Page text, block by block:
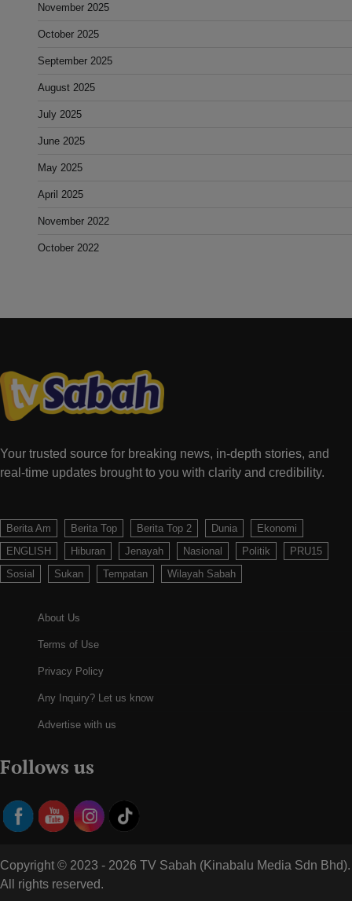
November 2025
October 2025
September 2025
August 2025
July 2025
June 2025
May 2025
April 2025
November 2022
October 2022
Your trusted source for breaking news, in-depth stories, and
real-time updates brought to you with clarity and credibility.
Berita Am Berita Top Berita Top 2 Dunia
Ekonomi
ENGLISH
Hiburan Jenayah Nasional Politik
PRU15
Sosial
Sukan Tempatan Wilayah Sabah
About Us
Terms of Use
Privacy Policy
Any Inquiry? Let us know
Advertise with us
Follows us
Copyright © 2023 - 2026 TV Sabah (Kinabalu Media Sdn Bhd).
All rights reserved.